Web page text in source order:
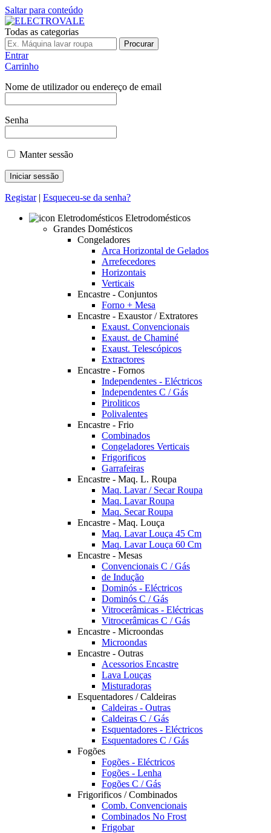
Saltar para conteúdo
Todas as categorias
Procurar
Entrar
Carrinho
Nome de utilizador ou endereço de email
Senha
Manter sessão
Registar| Esqueceu-se da senha?
Eletrodomésticos
Grandes Domésticos
Congeladores
Arca Horizontal de Gelados
Arrefecedores
Horizontais
Verticais
Encastre - Conjuntos
Forno + Mesa
Encastre - Exaustor / Extratores
Exaust. Convencionais
Exaust. de Chaminé
Exaust. Telescópicos
Extractores
Encastre - Fornos
Independentes - Eléctricos
Independentes C / Gás
Piroliticos
Polivalentes
Encastre - Frio
Combinados
Congeladores Verticais
Frigorificos
Garrafeiras
Encastre - Maq. L. Roupa
Maq. Lavar / Secar Roupa
Maq. Lavar Roupa
Maq. Secar Roupa
Encastre - Maq. Louça
Maq. Lavar Louça 45 Cm
Maq. Lavar Louça 60 Cm
Encastre - Mesas
Convencionais C / Gás
de Indução
Dominós - Eléctricos
Dominós C / Gás
Vitrocerâmicas - Eléctricas
Vitrocerâmicas C / Gás
Encastre - Microondas
Microondas
Encastre - Outras
Acessorios Encastre
Lava Louças
Misturadoras
Esquentadores / Caldeiras
Caldeiras - Outras
Caldeiras C / Gás
Esquentadores - Eléctricos
Esquentadores C / Gás
Fogões
Fogões - Eléctricos
Fogões - Lenha
Fogões C / Gás
Frigorificos / Combinados
Comb. Convencionais
Combinados No Frost
Frigobar